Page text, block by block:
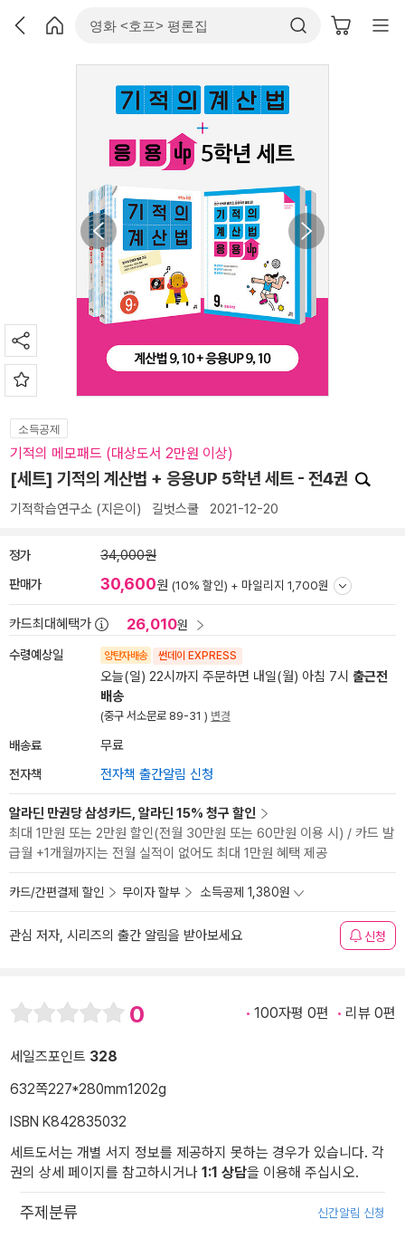
소득공제
기적의 메모패드 (대상도서 2만원 이상)
[세트] 기적의 계산법 + 응용UP 5학년 세트 - 전4권
기적학습연구소 (지은이) 길벗스쿨 2021-12-20
정가 34,000원
판매가 30,600원 (10% 할인) + 마일리지 1,700원
카드최대혜택가 26,010원
수령예상일 양탄자배송 썬데이 EXPRESS
오늘(일) 22시까지 주문하면 내일(월) 아침 7시 출근전
배송
(중구 서소문로 89-31 ) 변경
배송료 무료
전자책 전자책 출간알림 신청
알라딘 만권당 삼성카드, 알라딘 15% 청구 할인
최대 1만원 또는 2만원 할인(전월 30만원 또는 60만원 이용 시) / 카드 발
급월 +1개월까지는 전월 실적이 없어도 최대 1만원 혜택 제공
카드/간편결제 할인 무이자 할부 소득공제 1,380원
관심 저자, 시리즈의 출간 알림을 받아보세요 신청
0 100자평 0편 리뷰 0편
세일즈포인트 328
632쪽227*280mm1202g
ISBN K842835032
세트도서는 개별 서지 정보를 제공하지 못하는 경우가 있습니다. 각
권의 상세 페이지를 참고하시거나 1:1 상담을 이용해 주십시오.
주제분류 신간알림 신청